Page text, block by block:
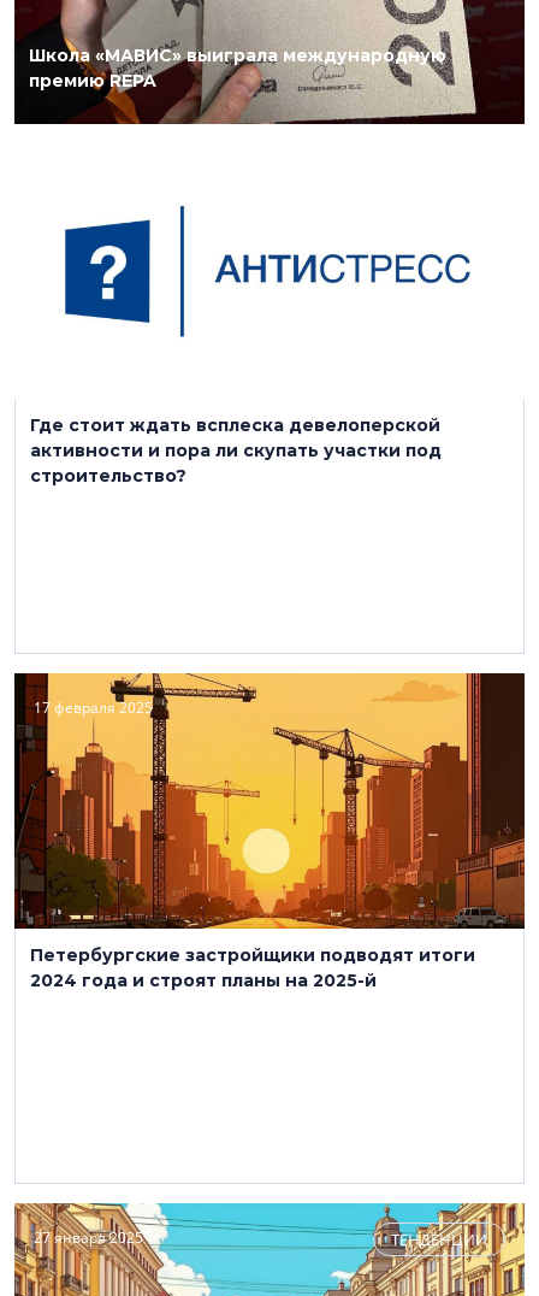
Школа «МАВИС» выиграла международную
премию REPA
Где стоит ждать всплеска девелоперской
активности и пора ли скупать участки под
строительство?
17 февраля 2025
Петербургские застройщики подводят итоги
2024 года и строят планы на 2025-й
27 января 2025 ТЕНДЕНЦИИ